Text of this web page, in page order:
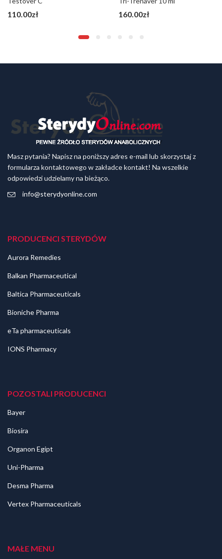
110.00zł 160.00zł
Masz pytania? Napisz na poniższy adres e-mail lub skorzystaj z
formularza kontaktowego w zakładce kontakt! Na wszelkie
odpowiedzi udzielamy na bieżąco.
info@sterydyonline.com
PRODUCENCI STERYDÓW
Aurora Remedies
Balkan Pharmaceutical
Baltica Pharmaceuticals
Bioniche Pharma
eTa pharmaceuticals
IONS Pharmacy
POZOSTALI PRODUCENCI
Bayer
Biosira
Organon Egipt
Uni-Pharma
Desma Pharma
Vertex Pharmaceuticals
MAŁE MENU